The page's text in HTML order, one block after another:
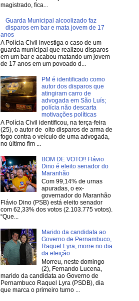
magistrado, fica...
Guarda Municipal alcoolizado faz
disparos em bar e mata jovem de 17
anos
A Polícia Civil investiga o caso de um
guarda municipal que realizou disparos
em um bar e acabou matando um jovem
de 17 anos em um povoado d...
PM é identificado como
autor dos disparos que
atingiram carro de
advogada em São Luís;
polícia não descarta
motivações políticas
A Polícia Civil identificou, na terça-feira
(25), o autor de oito disparos de arma de
fogo contra o veículo de uma advogada,
no último fim ...
BOM DE VOTO!! Flávio
Dino é eleito senador do
Maranhão
Com 99,14% de urnas
apuradas, o ex-
governador do Maranhão
Flávio Dino (PSB) está eleito senador
com 62,33% dos votos (2.103.775 votos).
“Que...
Marido da candidata ao
Governo de Pernambuco,
Raquel Lyra, morre no dia
da eleição
Morreu, neste domingo
(2), Fernando Lucena,
marido da candidata ao Governo de
Pernambuco Raquel Lyra (PSDB), dia
que marca o primeiro turno ...